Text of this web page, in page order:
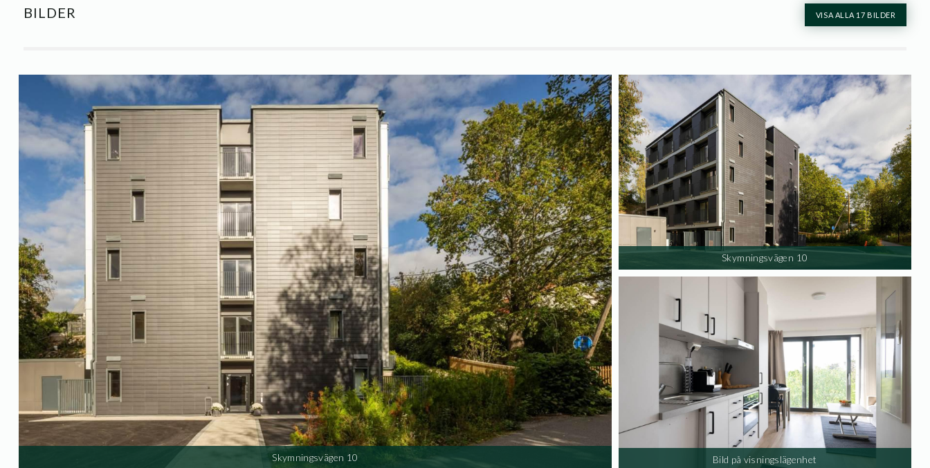
BILDER VISA ALLA 17 BILDER
Skymningsvägen 10
Skymningsvägen 10
Bild på visningslägenhet